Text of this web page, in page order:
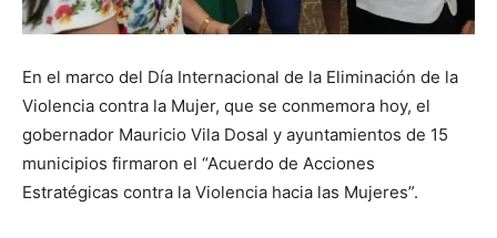
En el marco del Día Internacional de la Eliminación de la
Violencia contra la Mujer, que se conmemora hoy, el
gobernador Mauricio Vila Dosal y ayuntamientos de 15
municipios firmaron el “Acuerdo de Acciones
Estratégicas contra la Violencia hacia las Mujeres”.